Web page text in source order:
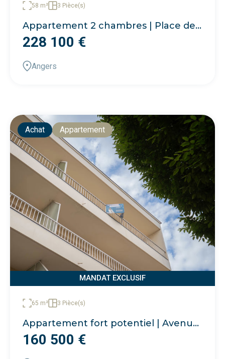
58 m² 3 Pièce(s)
Appartement 2 chambres | Place de la Visitation, Angers
228 100 €
Angers
Achat Appartement
MANDAT EXCLUSIF
65 m² 3 Pièce(s)
Appartement fort potentiel | Avenue Pasteur
160 500 €